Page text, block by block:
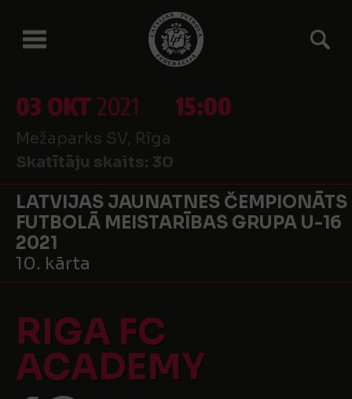
03 OKT2021 15:00
Mežaparks SV, Rīga
Skatītāju skaits: 30
LATVIJAS JAUNATNES ČEMPIONĀTS
FUTBOLĀ MEISTARĪBAS GRUPA U-16
2021
10. kārta
RIGA FC
ACADEMY